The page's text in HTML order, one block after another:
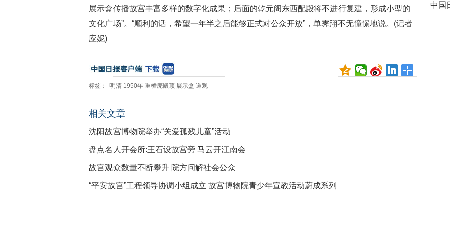
展示盒传播故宫丰富多样的数字化成果；后面的乾元阁东西配殿将不进行复建，形成小型的
文化广场”。“顺利的话，希望一年半之后能够正式对公众开放”，单霁翔不无憧憬地说。(记者
应妮)
标签： 明清 1950年 重檐庑殿顶 展示盒 道观
相关文章
沈阳故宫博物院举办“关爱孤残儿童”活动
盘点名人开会所:王石设故宫旁 马云开江南会
故宫观众数量不断攀升 院方问解社会公众
“平安故宫”工程领导协调小组成立 故宫博物院青少年宣教活动蔚成系列
中国